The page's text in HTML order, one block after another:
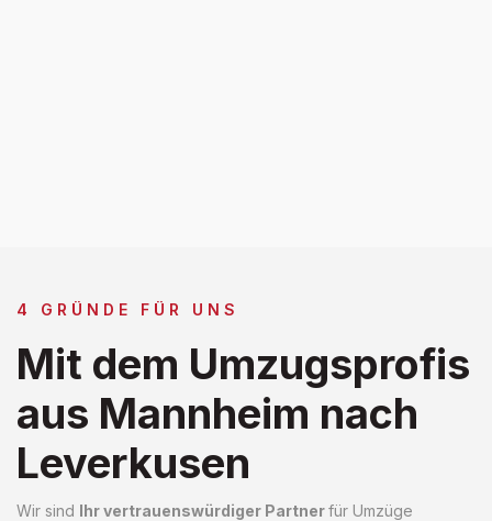
4 GRÜNDE FÜR UNS
Mit dem Umzugsprofis
aus Mannheim nach
Leverkusen
Wir sind Ihr vertrauenswürdiger Partnerfür Umzüge